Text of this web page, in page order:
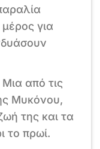
μέρος για
Μια από τις
Μυκόνου,
της και τα
το πρωί.